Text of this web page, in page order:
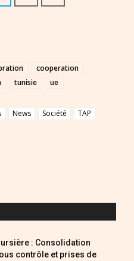
cooperation
tunisie
ue
News Société
TAP
: Consolidation
contrôle et prises de